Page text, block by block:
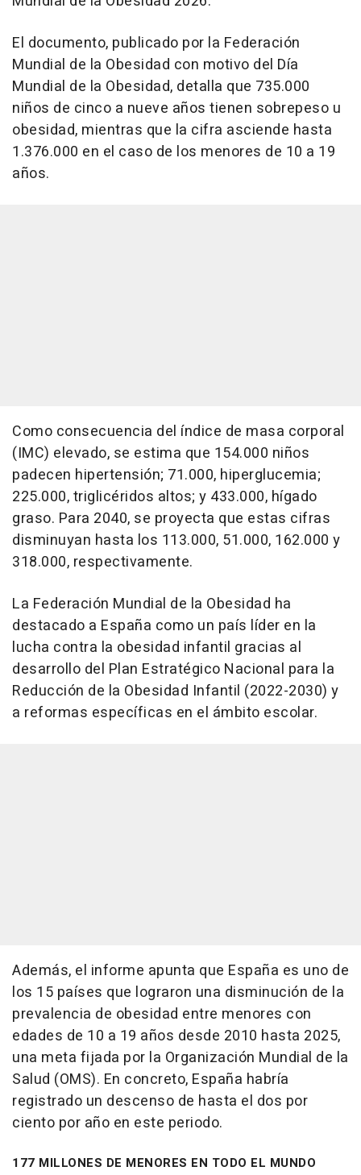
El documento, publicado por la Federación
Mundial de la Obesidad con motivo del Día
Mundial de la Obesidad, detalla que 735.000
niños de cinco a nueve años tienen sobrepeso u
obesidad, mientras que la cifra asciende hasta
1.376.000 en el caso de los menores de 10 a 19
años.
Como consecuencia del índice de masa corporal
(IMC) elevado, se estima que 154.000 niños
padecen hipertensión; 71.000, hiperglucemia;
225.000, triglicéridos altos; y 433.000, hígado
graso. Para 2040, se proyecta que estas cifras
disminuyan hasta los 113.000, 51.000, 162.000 y
318.000, respectivamente.
La Federación Mundial de la Obesidad ha
destacado a España como un país líder en la
lucha contra la obesidad infantil gracias al
desarrollo del Plan Estratégico Nacional para la
Reducción de la Obesidad Infantil (2022-2030) y
a reformas específicas en el ámbito escolar.
Además, el informe apunta que España es uno de
los 15 países que lograron una disminución de la
prevalencia de obesidad entre menores con
edades de 10 a 19 años desde 2010 hasta 2025,
una meta fijada por la Organización Mundial de la
Salud (OMS). En concreto, España habría
registrado un descenso de hasta el dos por
ciento por año en este periodo.
177 MILLONES DE MENORES EN TODO EL MUNDO